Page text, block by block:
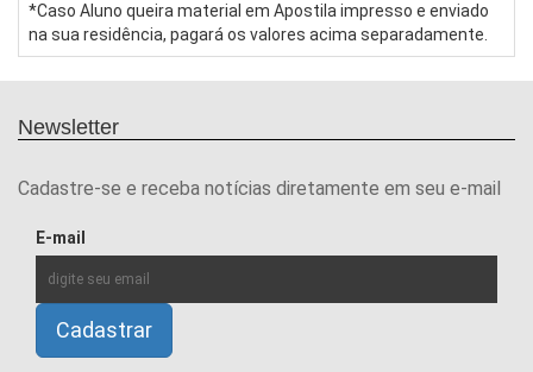
*Caso Aluno queira material em Apostila impresso e enviado
na sua residência, pagará os valores acima separadamente.
Newsletter
Cadastre-se e receba notícias diretamente em seu e-mail
E-mail